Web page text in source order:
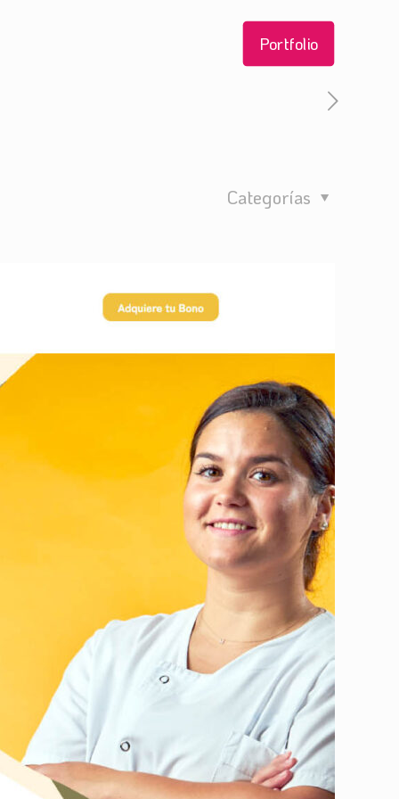
Portfolio
Categorías